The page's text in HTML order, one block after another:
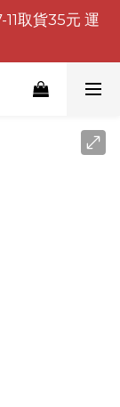
取貨35元 運